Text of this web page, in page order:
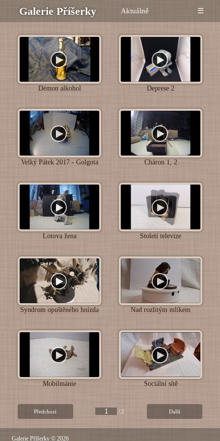
Galerie Příšerky Aktuálně ☰
Démon alkohol Deprese 2
Velký Pátek 2017 - Golgota Cháron 1, 2
Lotova žena Století televize
Syndrom opuštěného hnízda Nad rozlitým mlíkem
Mobilmánie Sociální sítě
Předchozí / 2 Další
Galerie Příšerky © 2026